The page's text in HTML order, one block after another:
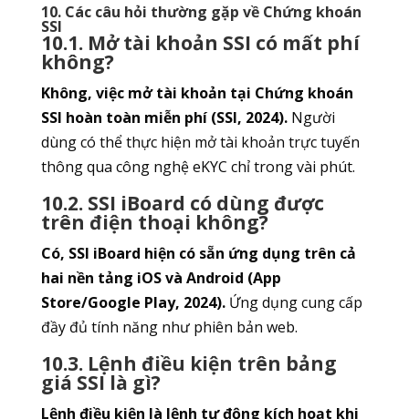
10. Các câu hỏi thường gặp về Chứng khoán
SSI
10.1. Mở tài khoản SSI có mất phí
không?
Không, việc mở tài khoản tại Chứng khoán
SSI hoàn toàn miễn phí (SSI, 2024).Người
dùng có thể thực hiện mở tài khoản trực tuyến
thông qua công nghệ eKYC chỉ trong vài phút.
10.2. SSI iBoard có dùng được
trên điện thoại không?
Có, SSI iBoard hiện có sẵn ứng dụng trên cả
hai nền tảng iOS và Android (App
Store/Google Play, 2024).Ứng dụng cung cấp
đầy đủ tính năng như phiên bản web.
10.3. Lệnh điều kiện trên bảng
giá SSI là gì?
Lệnh điều kiện là lệnh tự động kích hoạt khi